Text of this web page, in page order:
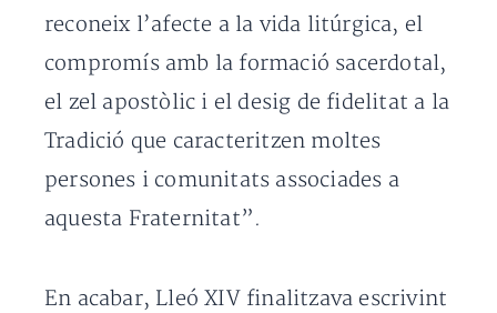
reconeix l’afecte a la vida litúrgica, el
compromís amb la formació sacerdotal,
el zel apostòlic i el desig de fidelitat a la
Tradició que caracteritzen moltes
persones i comunitats associades a
aquesta Fraternitat”.
En acabar, Lleó XIV finalitzava escrivint